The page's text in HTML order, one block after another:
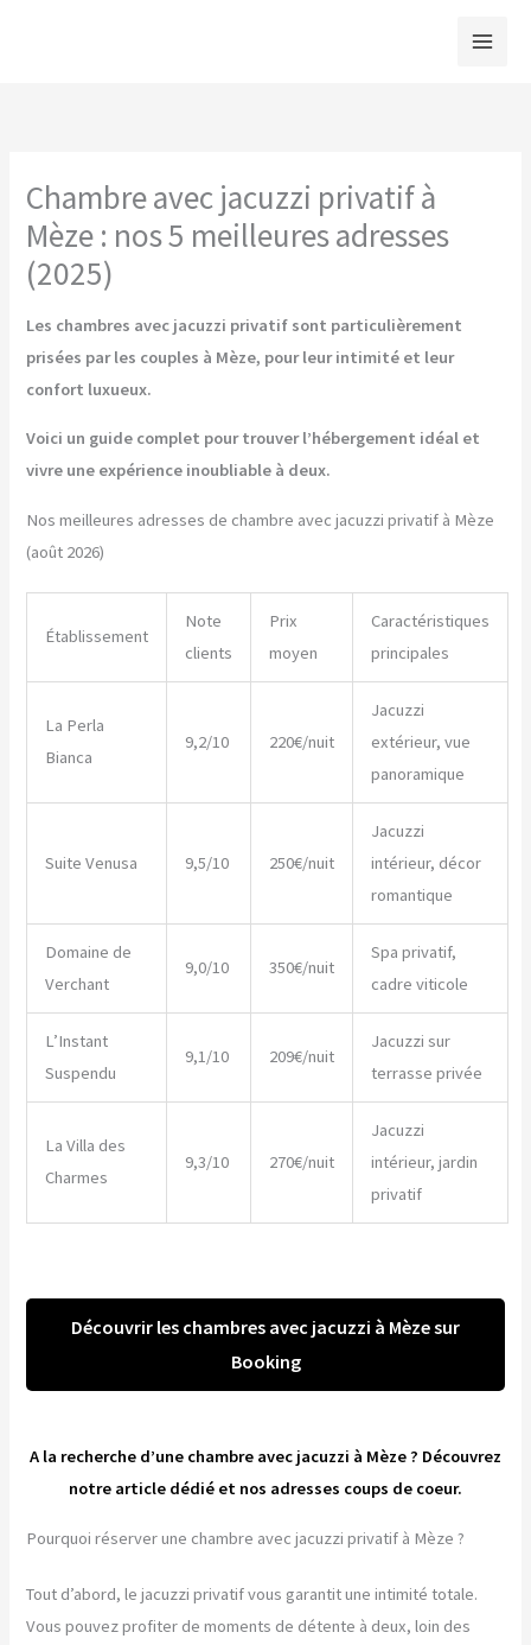
Chambre avec jacuzzi privatif à
Mèze : nos 5 meilleures adresses
(2025)
Les chambres avec jacuzzi privatif sont particulièrement
prisées par les couples à Mèze, pour leur intimité et leur
confort luxueux.
Voici un guide complet pour trouver l’hébergement idéal et
vivre une expérience inoubliable à deux.
Nos meilleures adresses de chambre avec jacuzzi privatif à Mèze
(août 2026)
Établissement
Note
clients
Prix
moyen
Caractéristiques
principales
La Perla
Bianca
9,2/10 220€/nuit
Jacuzzi
extérieur, vue
panoramique
Suite Venusa 9,5/10 250€/nuit
Jacuzzi
intérieur, décor
romantique
Domaine de
Verchant
9,0/10 350€/nuit
Spa privatif,
cadre viticole
L’Instant
Suspendu
9,1/10 209€/nuit
Jacuzzi sur
terrasse privée
La Villa des
Charmes
9,3/10 270€/nuit
Jacuzzi
intérieur, jardin
privatif
Découvrir les chambres avec jacuzzi à Mèze sur
Booking
A la recherche d’une chambre avec jacuzzi à Mèze ? Découvrez
notre article dédié et nos adresses coups de coeur.
Pourquoi réserver une chambre avec jacuzzi privatif à Mèze ?
Tout d’abord, le jacuzzi privatif vous garantit une intimité totale.
Vous pouvez profiter de moments de détente à deux, loin des